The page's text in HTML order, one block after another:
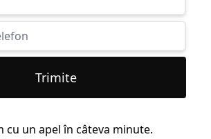
Trimite
cu un apel în câteva minute.